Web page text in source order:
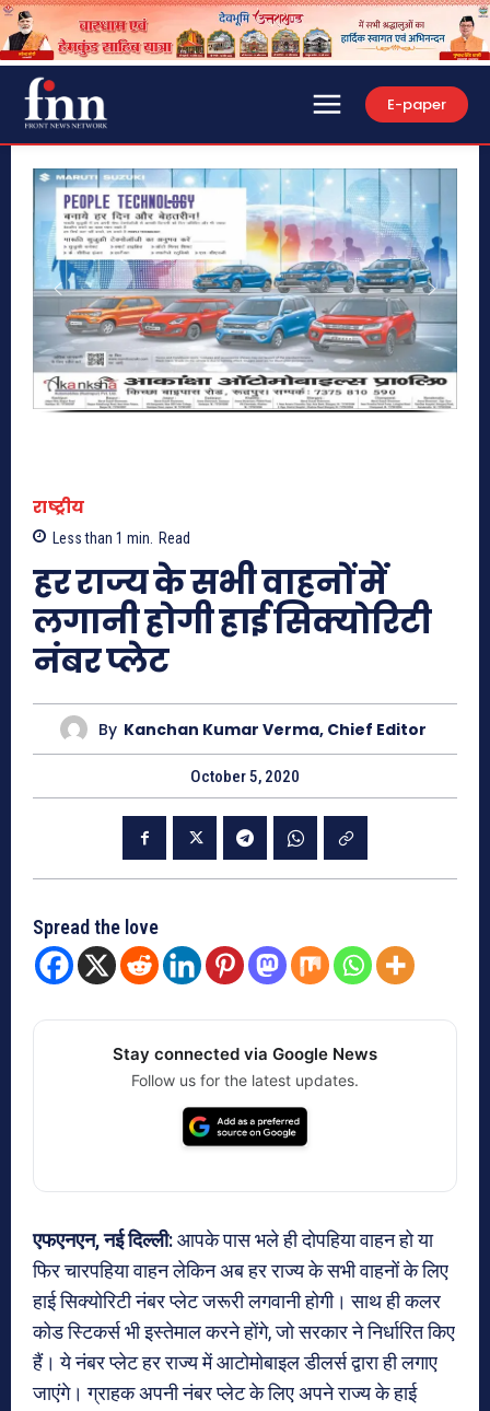
E-paper
राष्ट्रीय
Less than 1 min. Read
हर राज्य के सभी वाहनों में
लगानी होगी हाई सिक्योरिटी
नंबर प्लेट
By Kanchan Kumar Verma, Chief Editor
October 5, 2020
Spread the love
Stay connected via Google News
Follow us for the latest updates.
एफएनएन, नई दिल्ली:आपके पास भले ही दोपहिया वाहन हो या
फिर चारपहिया वाहन लेकिन अब हर राज्य के सभी वाहनों के लिए
हाई सिक्योरिटी नंबर प्लेट जरूरी लगवानी होगी। साथ ही कलर
कोड स्टिकर्स भी इस्तेमाल करने होंगे, जो सरकार ने निर्धारित किए
हैं। ये नंबर प्लेट हर राज्य में आटोमोबाइल डीलर्स द्वारा ही लगाए
जाएंगे। ग्राहक अपनी नंबर प्लेट के लिए अपने राज्य के हाई